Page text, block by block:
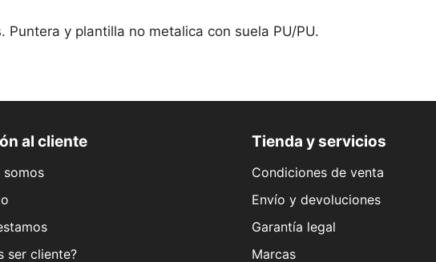
y plantilla no metalica con suela PU/PU.
al cliente
somos
ser cliente?
Tienda y servicios
Condiciones de venta
Envío y devoluciones
Garantía legal
Marcas